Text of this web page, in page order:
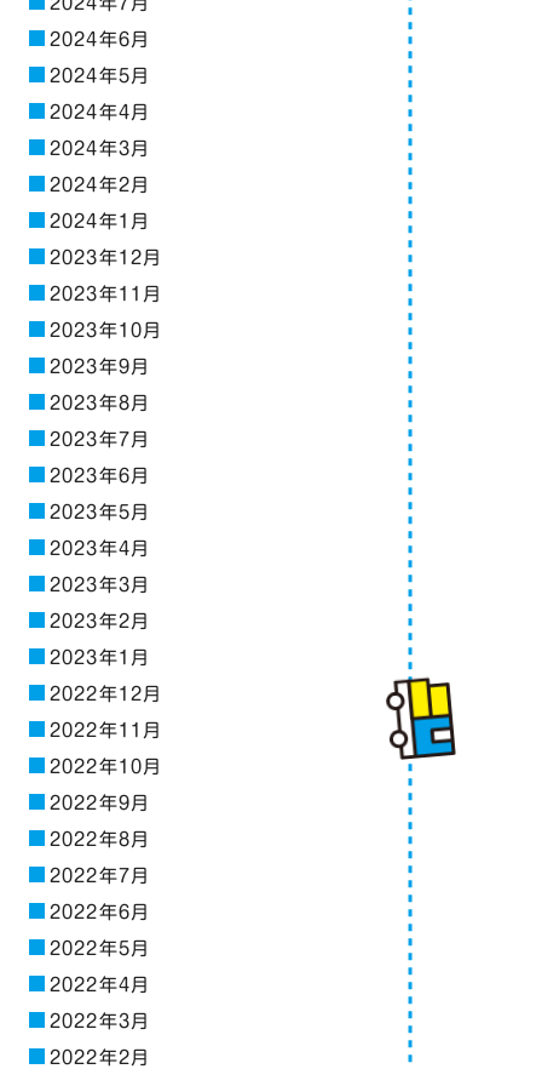
2024年6月
2024年5月
2024年4月
2024年3月
2024年2月
2024年1月
2023年12月
2023年11月
2023年10月
2023年9月
2023年8月
2023年7月
2023年6月
2023年5月
2023年4月
2023年3月
2023年2月
2023年1月
2022年12月
2022年11月
2022年10月
2022年9月
2022年8月
2022年7月
2022年6月
2022年5月
2022年4月
2022年3月
2022年2月